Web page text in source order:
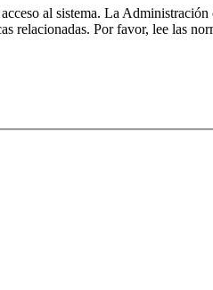
al sistema. La
relacionadas. Por favor, lee las